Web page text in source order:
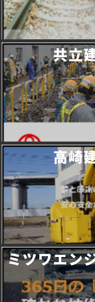
共立
高崎
ミツワエン